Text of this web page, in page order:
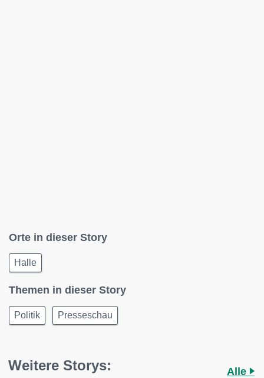
Orte in dieser Story
Halle
Themen in dieser Story
Politik Presseschau
Weitere Storys:
Alle